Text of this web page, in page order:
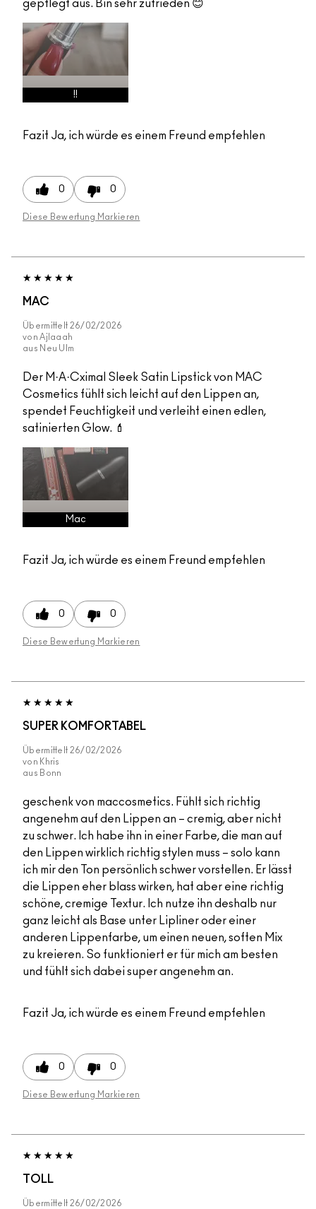
gepflegt aus. Bin sehr zufrieden 😊
!!
Fazit Ja, ich würde es einem Freund empfehlen
0 0
Diese Bewertung Markieren
MAC
Übermittelt 26/02/2026
von Ajlaaah
aus Neu Ulm
Der M·A·Cximal Sleek Satin Lipstick von MAC
Cosmetics fühlt sich leicht auf den Lippen an,
spendet Feuchtigkeit und verleiht einen edlen,
satinierten Glow. 💄
Mac
Fazit Ja, ich würde es einem Freund empfehlen
0 0
Diese Bewertung Markieren
SUPER KOMFORTABEL
Übermittelt 26/02/2026
von Khris
aus Bonn
geschenk von maccosmetics. Fühlt sich richtig
angenehm auf den Lippen an – cremig, aber nicht
zu schwer. Ich habe ihn in einer Farbe, die man auf
den Lippen wirklich richtig stylen muss – solo kann
ich mir den Ton persönlich schwer vorstellen. Er lässt
die Lippen eher blass wirken, hat aber eine richtig
schöne, cremige Textur. Ich nutze ihn deshalb nur
ganz leicht als Base unter Lipliner oder einer
anderen Lippenfarbe, um einen neuen, soften Mix
zu kreieren. So funktioniert er für mich am besten
und fühlt sich dabei super angenehm an.
Fazit Ja, ich würde es einem Freund empfehlen
0 0
Diese Bewertung Markieren
TOLL
Übermittelt 26/02/2026